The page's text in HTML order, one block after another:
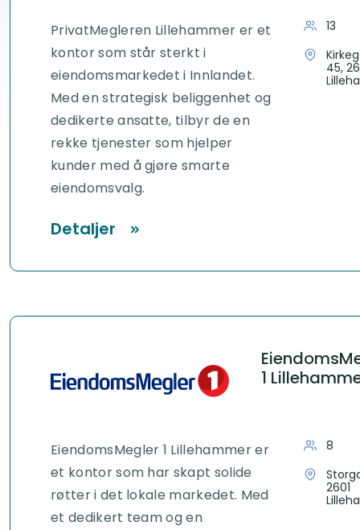
PrivatMegleren Lillehammer er et
kontor som står sterkt i
eiendomsmarkedet i Innlandet.
Med en strategisk beliggenhet og
dedikerte ansatte, tilbyr de en
rekke tjenester som hjelper
kunder med å gjøre smarte
eiendomsvalg.
13
45,
Detaljer
1
EiendomsMegler 1 Lillehammer er
et kontor som har skapt solide
røtter i det lokale markedet. Med
et dedikert team og en
8
2601